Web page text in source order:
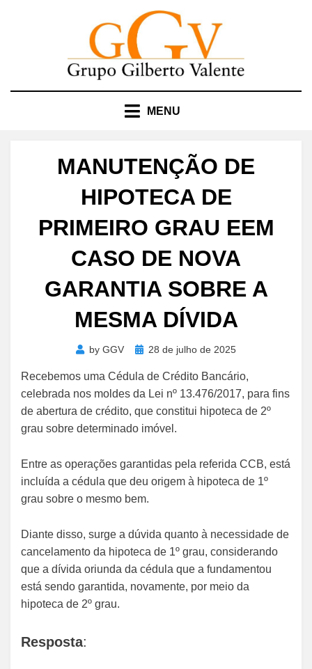
MENU
MANUTENÇÃO DE
HIPOTECA DE
PRIMEIRO GRAU EEM
CASO DE NOVA
GARANTIA SOBRE A
MESMA DÍVIDA
by GGV
Posted28 de julho de 2025
Recebemos uma Cédula de Crédito Bancário,
celebrada nos moldes da Lei nº 13.476/2017, para fins
de abertura de crédito, que constitui hipoteca de 2º
grau sobre determinado imóvel.
Entre as operações garantidas pela referida CCB, está
incluída a cédula que deu origem à hipoteca de 1º
grau sobre o mesmo bem.
Diante disso, surge a dúvida quanto à necessidade de
cancelamento da hipoteca de 1º grau, considerando
que a dívida oriunda da cédula que a fundamentou
está sendo garantida, novamente, por meio da
hipoteca de 2º grau.
Resposta: